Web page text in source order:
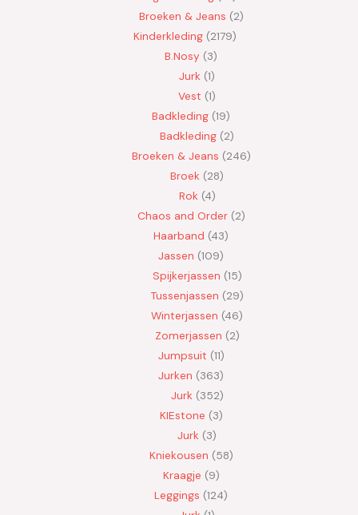
Broeken & Jeans 2
Kinderkleding 2179
B.Nosy 3
Jurk 1
Vest 1
Badkleding 19
Badkleding 2
Broeken & Jeans 246
Broek 28
Rok 4
Chaos and Order 2
Haarband 43
Jassen 109
Spijkerjassen 15
Tussenjassen 29
Winterjassen 46
Zomerjassen 2
Jumpsuit 11
Jurken 363
Jurk 352
KIEstone 3
Jurk 3
Kniekousen 58
Kraagje 9
Leggings 124